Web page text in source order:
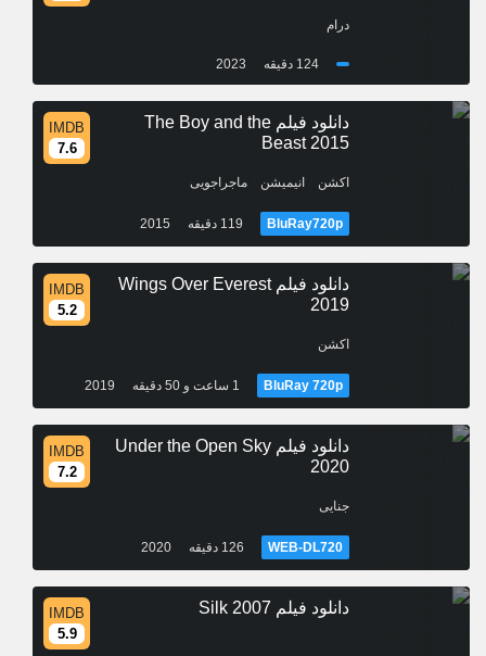
درام
124 دقیقه 2023
دانلود فیلم The Boy and the
Beast 2015
IMDB
7.6
اکشن انیمیشن ماجراجویی
BluRay720p 119 دقیقه 2015
دانلود فیلم Wings Over Everest
2019
IMDB
5.2
اکشن
BluRay 720p 1 ساعت و 50 دقیقه 2019
دانلود فیلم Under the Open Sky
2020
IMDB
7.2
جنایی
WEB-DL720 126 دقیقه 2020
دانلود فیلم Silk 2007
IMDB
5.9